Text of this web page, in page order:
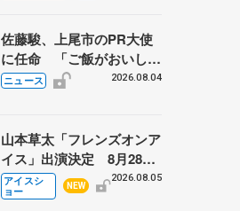
に 小林芳子さんが振り返
るスケート人生
佐藤駿、上尾市のPR大使
に任命 「ご飯がおいし
く、住みやすいのが魅力」
ニュース 2026.08.04
山本草太「フレンズオンア
イス」出演決定 8月28日
（金）2公演のみ 荒川静
香さんプロデュース、20
アイスシ
ョー
NEW
2026.08.05